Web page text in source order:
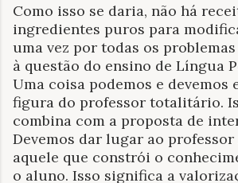
Como isso se daria, não há
ingredientes puros para
uma vez por todas os
à questão do ensino de Língua
Uma coisa podemos e devemos
figura do professor totalitário.
combina com a proposta de
Devemos dar lugar ao professor
aquele que constrói o
o aluno. Isso significa a